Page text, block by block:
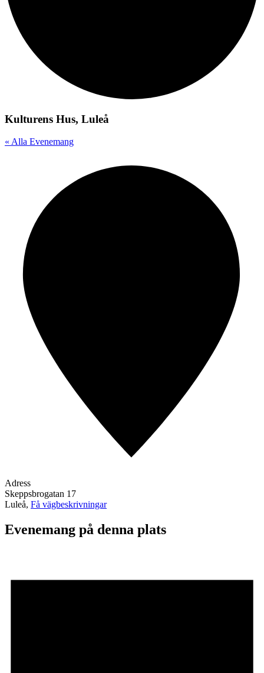
Kulturens Hus, Luleå
« Alla Evenemang
Adress
Skeppsbrogatan 17
Luleå, Få vägbeskrivningar
Evenemang på denna plats